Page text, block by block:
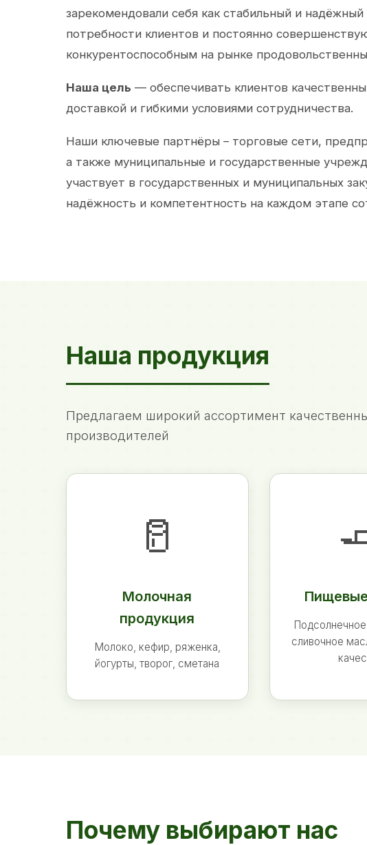
зарекомендовали себя как стабильный и
потребности клиентов и постоянно
конкурентоспособным на рынке
Наша цель — обеспечивать клиентов
доставкой и гибкими условиями сотрудничества.
Наши ключевые партнёры – торговые сети,
а также муниципальные и государственные
участвует в государственных и муниципальных
надёжность и компетентность на каждом этапе
Наша продукция
Предлагаем широкий ассортимент
производителей
🥛
Молочная
продукция
Молоко, кефир, ряженка,
йогурты, творог, сметана
сливочное
Почему выбирают нас